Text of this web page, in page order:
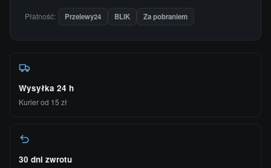
Płatność: Przelewy24 BLIK Za pobraniem
Wysyłka 24 h
Kurier od 15 zł
30 dni zwrotu